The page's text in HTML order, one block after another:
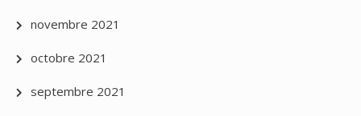
novembre 2021
octobre 2021
septembre 2021